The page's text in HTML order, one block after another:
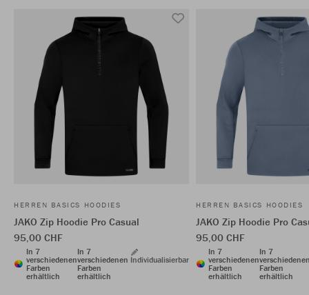
HERREN BASICS HOODIES
JAKO Zip Hoodie Pro Casual
95,00 CHF
In 7
verschiedenen
Farben
erhältlich
In 7
verschiedenen
Farben
erhältlich
Individualisierbar
HERREN BASICS HOODIES
JAKO Zip Hoodie Pro
95,00 CHF
In 7
verschiedenen
Farben
erhältlich
In 7
Farben
erhältlich